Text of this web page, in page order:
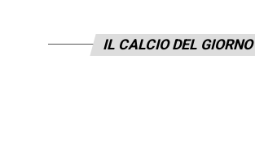
IL CALCIO DEL GIORNO